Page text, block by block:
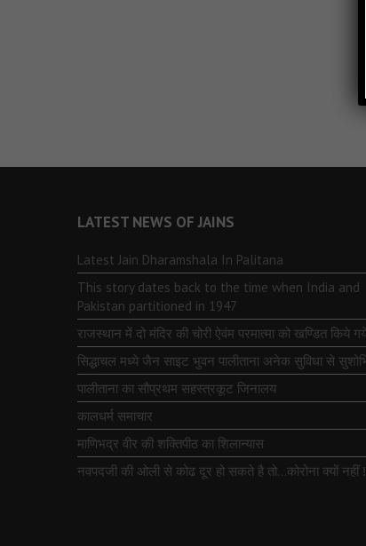
LATEST NEWS OF JAINS
Latest Jain Dharamshala In Palitana
This story dates back to the time when India and
Pakistan partitioned in 1947
राजस्थान में दो मंदिर की चोरी ऐवंम परमात्मा को खण्डित किये
सिद्धाचल मध्ये जैन साइट भुवन पालीताना अनेक सुविधा से
पालीताना का सौप्रथम सहस्त्रकूट जिनालय
कालधर्म समाचार
माणिभद्र वीर की शक्तिपीठ का शिलान्यास
नवपदजी की ओली से कोढ दूर हो सकते है तो…कोरोना क्यों नहीं